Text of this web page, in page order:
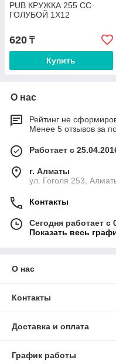
PUB КРУЖКА 255 СС
ГОЛУБОЙ 1Х12
620 ₸
Купить
О нас
Рейтинг не
Менее 5 отзывов за
Работает с
г. Алматы
ул. Гоголя 253,
Контакты
Сегодня работает с
Показать весь
О нас
Контакты
Доставка и оплата
График работы